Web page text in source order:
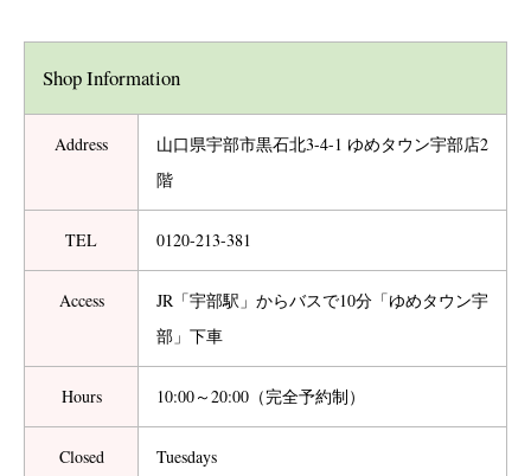
Shop Information
Address
山口県宇部市黒石北3-4-1 ゆめタウン宇部店2
階
TEL 0120-213-381
Access
JR「宇部駅」からバスで10分「ゆめタウン宇
部」下車
Hours 10:00～20:00（完全予約制）
Closed Tuesdays